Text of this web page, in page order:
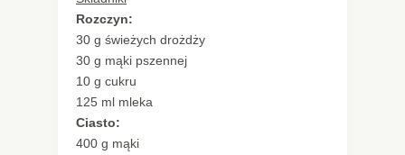
Rozczyn:
30 g świeżych drożdży
30 g mąki pszennej
10 g cukru
125 ml mleka
Ciasto:
400 g mąki